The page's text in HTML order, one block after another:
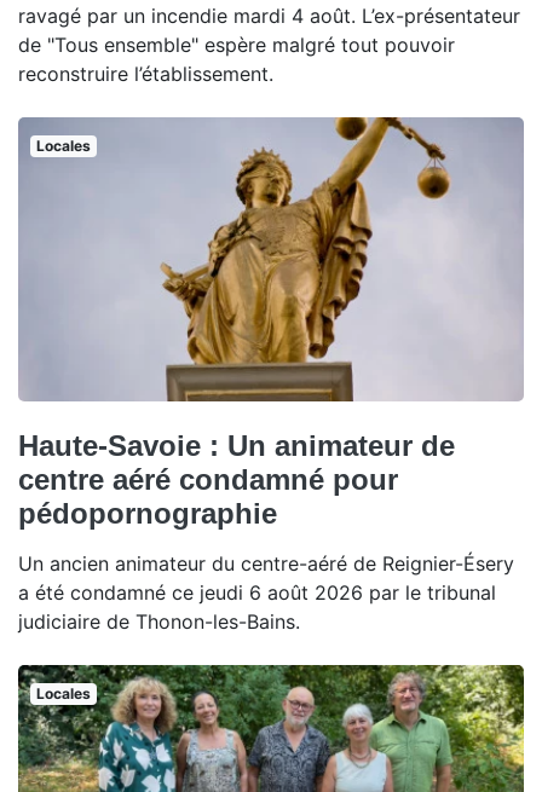
ravagé par un incendie mardi 4 août. L’ex-présentateur
de "Tous ensemble" espère malgré tout pouvoir
reconstruire l’établissement.
Locales
Haute-Savoie : Un animateur de
centre aéré condamné pour
pédopornographie
Un ancien animateur du centre-aéré de Reignier-Ésery
a été condamné ce jeudi 6 août 2026 par le tribunal
judiciaire de Thonon-les-Bains.
Locales